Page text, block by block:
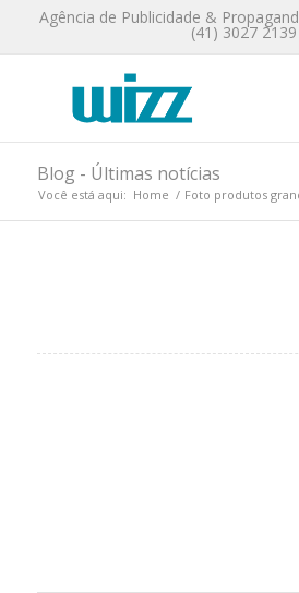
Agência de Publicidade &
(41) 3027 2139
Blog - Últimas notícias
Você está aqui: Home / Foto produtos